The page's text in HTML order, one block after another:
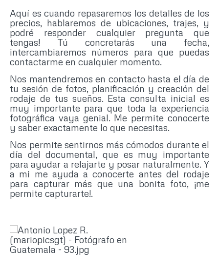
Aquí es cuando repasaremos los detalles de los
precios, hablaremos de ubicaciones, trajes, y
podré responder cualquier pregunta que
tengas! Tú concretarás una fecha,
intercambiaremos números para que puedas
contactarme en cualquier momento.
Nos mantendremos en contacto hasta el día de
tu sesión de fotos, planificación y creación del
rodaje de tus sueños. Esta consulta inicial es
muy importante para que toda la experiencia
fotográfica vaya genial. Me permite conocerte
y saber exactamente lo que necesitas.
Nos permite sentirnos más cómodos durante el
día del documental, que es muy importante
para ayudar a relajarte y posar naturalmente. Y
a mi me ayuda a conocerte antes del rodaje
para capturar más que una bonita foto, ¡me
permite capturarte!.